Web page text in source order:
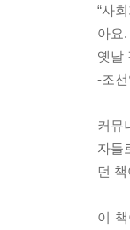
“사
아요
옛날
-조
커뮤
자들
던
이